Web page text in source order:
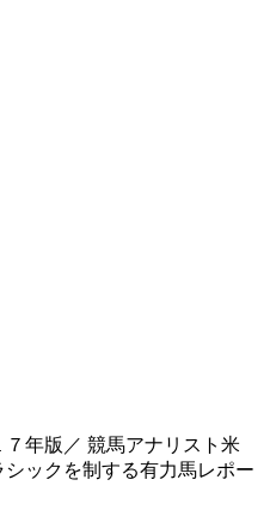
年版／ 競馬アナリスト米
ックを制する有力馬レポー